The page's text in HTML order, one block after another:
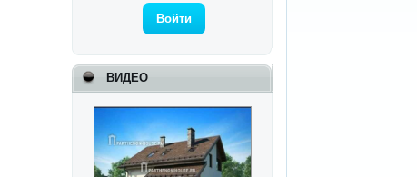
Войти
ВИДЕО